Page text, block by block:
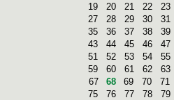
19
20 21 22 23
27
28 29 30 31
35
36 37 38 39
43
44 45 46 47
51
52 53 54 55
59
60 61 62 63
67
68 69 70 71
75
76 77 78 79